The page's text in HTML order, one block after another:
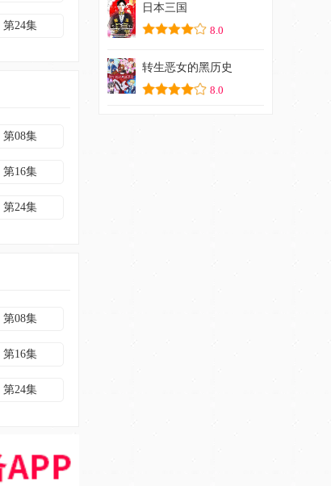
第24集
第08集
第16集
第24集
第08集
第16集
第24集
日本三国
8.0
转生恶女的黑历史
8.0